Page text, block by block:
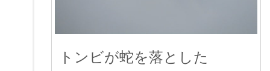
トンビが蛇を落とした